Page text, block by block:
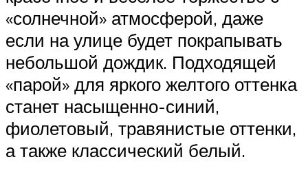
«солнечной» атмосферой, даже
если на улице будет покрапывать
небольшой дождик. Подходящей
«парой» для яркого желтого оттенка
станет насыщенно-синий,
фиолетовый, травянистые оттенки,
а также классический белый.